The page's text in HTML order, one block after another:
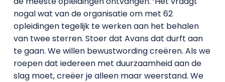
nogal wat van de organisatie om met 62
opleidingen tegelijk te werken aan het behalen
van twee sterren. Stoer dat Avans dat durft aan
te gaan. We willen bewustwording creëren. Als we
roepen dat iedereen met duurzaamheid aan de
slag moet, creëer je alleen maar weerstand. We